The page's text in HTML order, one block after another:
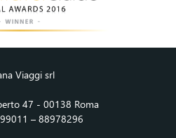
Viaggi srl
47 - 00138 Roma
– 88978296